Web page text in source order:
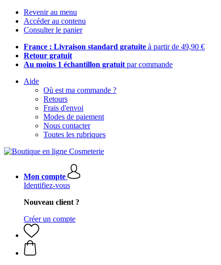
Revenir au menu
Accéder au contenu
Consulter le panier
France : Livraison standard gratuite à partir de 49,90 €
Retour gratuit
Au moins 1 échantillon gratuit par commande
Aide
Où est ma commande ?
Retours
Frais d'envoi
Modes de paiement
Nous contacter
Toutes les rubriques
Mon compte
Identifiez-vous
Nouveau client ?
Créer un compte